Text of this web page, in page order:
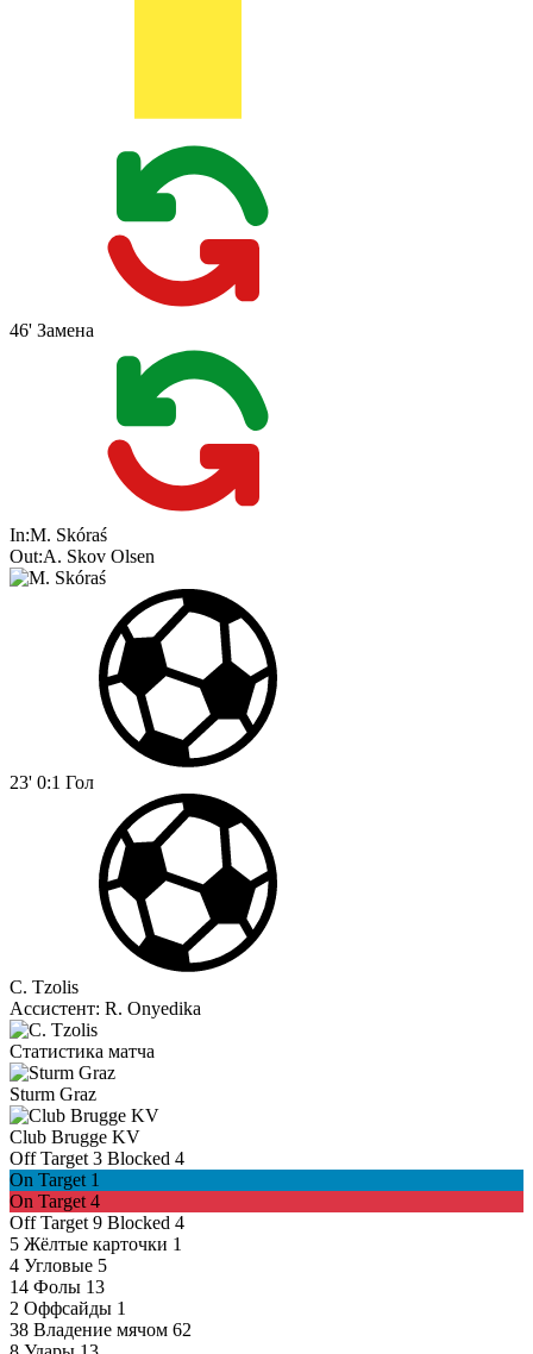
46' Замена
In:M. Skóraś
Out:A. Skov Olsen
23' 0:1 Гол
C. Tzolis
Ассистент: R. Onyedika
Статистика матча
Sturm Graz
Club Brugge KV
Off Target 3 Blocked 4
On Target 1
On Target 4
Off Target 9 Blocked 4
5 Жёлтые карточки 1
4 Угловые 5
14 Фолы 13
2 Оффсайды 1
38 Владение мячом 62